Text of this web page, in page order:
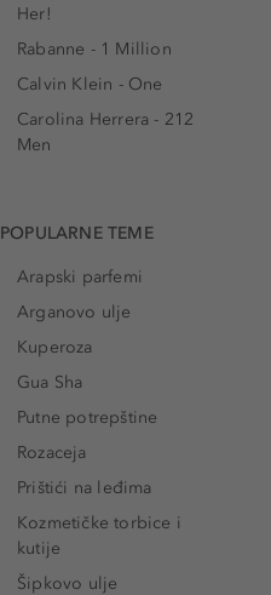
Her!
Rabanne - 1 Million
Calvin Klein - One
Carolina Herrera - 212
Men
POPULARNE TEME
Arapski parfemi
Arganovo ulje
Kuperoza
Gua Sha
Putne potrepštine
Rozaceja
Prištići na leđima
Kozmetičke torbice i
kutije
Šipkovo ulje